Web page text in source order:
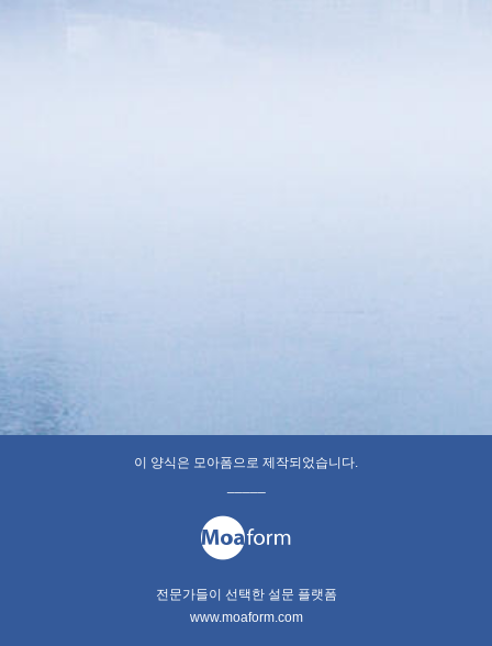
이 양식은 모아폼으로 제작되었습니다.
전문가들이 선택한 설문 플랫폼
www.moaform.com